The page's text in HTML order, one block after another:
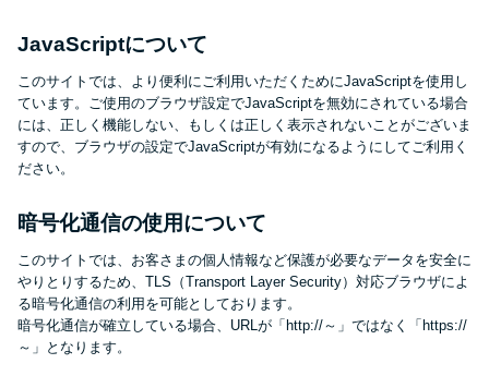
学生がお金を借りる方法は？親
へのバレにくさや将来への影響
を解説
090金融（闇金）からお金を借り
てはいけない理由と借りた場合
の対処法
JavaScriptについて
このサイトでは、より便利にご利用いただくためにJavaScriptを使用し
ています。ご使用のブラウザ設定でJavaScriptを無効にされている場合
には、正しく機能しない、もしくは正しく表示されないことがございま
すので、ブラウザの設定でJavaScriptが有効になるようにしてご利用く
ださい。
暗号化通信の使用について
このサイトでは、お客さまの個人情報など保護が必要なデータを安全に
やりとりするため、TLS（Transport Layer Security）対応ブラウザによ
る暗号化通信の利用を可能としております。
暗号化通信が確立している場合、URLが「http://～」ではなく「https://
～」となります。